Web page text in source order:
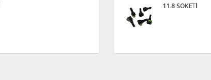
11.8 SOKETİ